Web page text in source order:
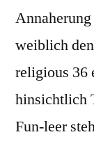
weiblich
religious 36
hinsichtlich
Fun-leer